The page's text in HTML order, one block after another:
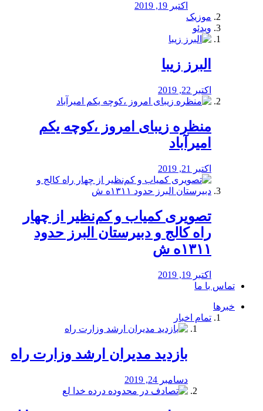
اکتبر 19, 2019
موزیک
ویدئو
البرز زیبا
اکتبر 22, 2019
منظره‌‌ زیبای امروز ،کوچه یکم
امیرآباد
اکتبر 21, 2019
️تصویری کمیاب و کم‌نظیر از چهار
راه كالج و دبيرستان البرز حدود
۱۳۱۱ه ش
اکتبر 19, 2019
تماس با ما
خبرها
تمام اخبار
بازدید مدیران ارشد وزارت راه
دسامبر 24, 2019